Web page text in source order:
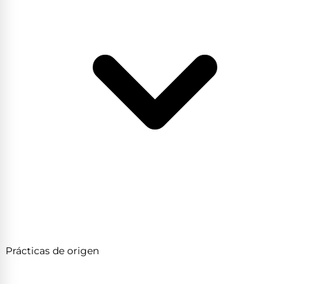
Prácticas de origen